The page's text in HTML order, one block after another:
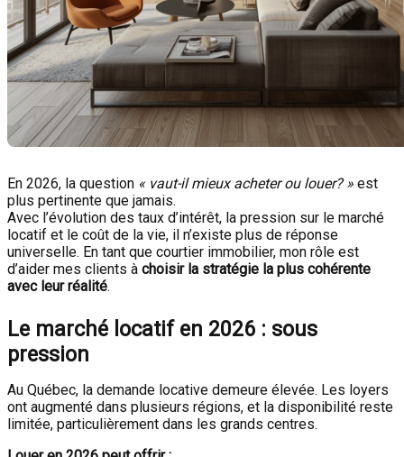
En 2026, la question « vaut-il mieux acheter ou louer? » est
plus pertinente que jamais.
Avec l’évolution des taux d’intérêt, la pression sur le marché
locatif et le coût de la vie, il n’existe plus de réponse
universelle. En tant que courtier immobilier, mon rôle est
d’aider mes clients à choisir la stratégie la plus cohérente
avec leur réalité.
Le marché locatif en 2026 : sous
pression
Au Québec, la demande locative demeure élevée. Les loyers
ont augmenté dans plusieurs régions, et la disponibilité reste
limitée, particulièrement dans les grands centres.